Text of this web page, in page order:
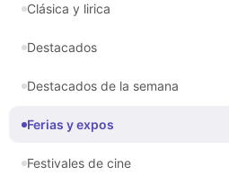
Clásica y lirica
Destacados
Destacados de la semana
Ferias y expos
Festivales de cine